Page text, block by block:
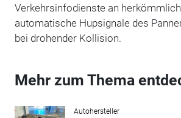
Verkehrsinfodienste an
automatische Hupsignale des
bei drohender Kollision.
Mehr zum Thema
Autohersteller